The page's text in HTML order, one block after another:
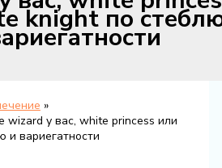
knight по
wizard у вас, white princess или
и вариегатности